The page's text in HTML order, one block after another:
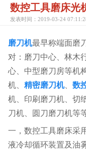
数控工具磨床光
发表时间：2019-03-24
磨刀机最早称端面磨
对：磨刀中心、林木
心、中型磨刀房等机
机、 精密磨刀机、 数
机、印刷磨刀机、切
刀机、圆刀磨刀机等
一，数控工具磨床采
液冷却循环装置及油